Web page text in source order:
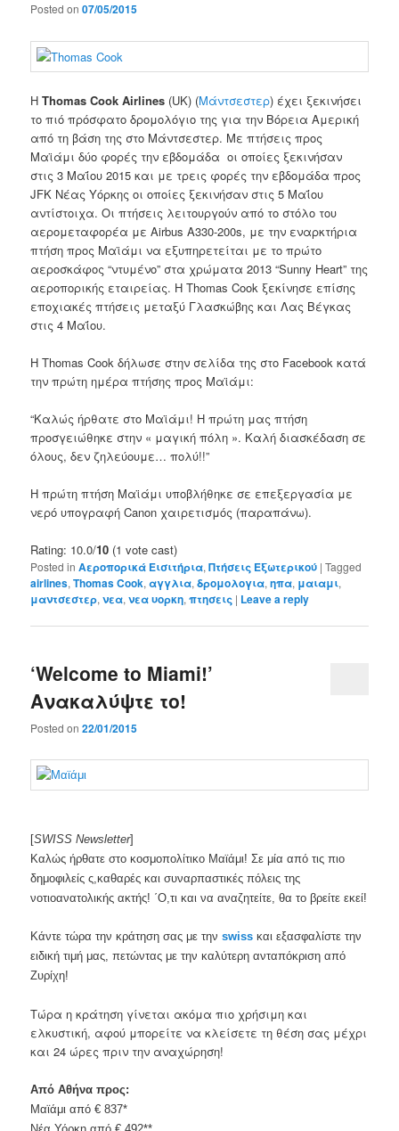
Posted on07/05/2015
ΗThomas Cook Airlines (UK) (Μάντσεστερ) έχει ξεκινήσει
το πιό πρόσφατο δρομολόγιο της για την Βόρεια Αμερική
από τη βάση της στο Μάντσεστερ. Με πτήσεις προς
Μαϊάμι δύο φορές την εβδομάδα οι οποίες ξεκινήσαν
στις3 Μαΐου 2015και με τρεις φορές την εβδομάδα προς
JFK Νέας Υόρκης οι οποίες ξεκινήσαν στις 5 Μαΐου
αντίστοιχα.Οι πτήσεις λειτουργούν από το στόλο του
αερομεταφορέα μεAirbus A330-200s, με την εναρκτήρια
πτήση προς Μαϊάμι να εξυπηρετείται με το πρώτο
αεροσκάφος “ντυμένο” στα χρώματα2013 “Sunny Heart” της
αεροπορικής εταιρείας. ΗThomas Cook ξεκίνησε επίσης
εποχιακές πτήσεις μεταξύ Γλασκώβης και Λας Βέγκας
στις 4 Μαΐου.
Η Thomas Cook δήλωσε στην σελίδα της στο Facebook κατά
την πρώτη ημέρα πτήσης προς Μαϊάμι:
“Καλώς ήρθατε στο Μαϊάμι! Η πρώτη μας πτήση
προσγειώθηκε στην « μαγική πόλη ». Καλή διασκέδαση σε
όλους,δεν ζηλεύουμε… πολύ!!”
Η πρώτη πτήση Μαϊάμι υποβλήθηκε σε επεξεργασία με
νερό υπογραφή Canon χαιρετισμός (παραπάνω).
Rating: 10.0/10 (1 vote cast)
Posted in Αεροπορικά Εισιτήρια,Πτήσεις Εξωτερικού |Tagged
airlines,Thomas Cook,αγγλια,δρομολογια,ηπα, μαιαμι,
μαντσεστερ,νεα,νεα υορκη,πτησεις | Leave a reply
‘Welcome to Miami!’
Ανακαλύψτε το!
Posted on22/01/2015
[SWISS Newsletter]
Καλώς ήρθατε στο κοσμοπολίτικο Μαϊάμι! Σε μία από τις πιο
δημοφιλείς ς,καθαρές και συναρπαστικές πόλεις της
νοτιοανατολικής ακτής! ΄Ο,τι και να αναζητείτε, θα το βρείτε εκεί!
Κάντε τώρα την κράτηση σας με τηνswiss και εξασφαλίστε την
ειδική τιμή μας, πετώντας με την καλύτερη ανταπόκριση από
Ζυρίχη!
Τώρα η κράτηση γίνεται ακόμα πιο χρήσιμη και
ελκυστική, αφού μπορείτε να κλείσετε τη θέση σας μέχρι
και 24 ώρες πριν την αναχώρηση!
Από Αθήνα προς:
Μαϊάμι από € 837*